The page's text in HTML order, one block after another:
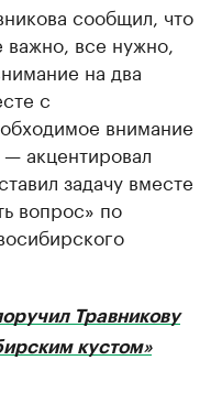
сообщил, что
важно, все нужно,
на два
с
внимание
акцентировал
задачу вместе
вопрос» по
Травникову
кустом»